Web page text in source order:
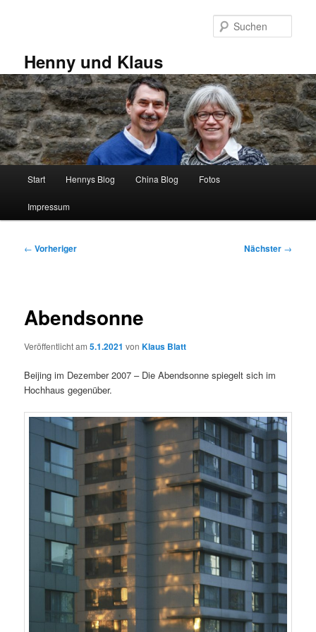
Henny und Klaus
Start Hennys Blog China Blog Fotos
Impressum
Beitragsnavigation
← Vorheriger Nächster →
Abendsonne
Veröffentlicht am5.1.2021 vonKlaus Blatt
Beijing im Dezember 2007 – Die Abendsonne spiegelt sich im
Hochhaus gegenüber.